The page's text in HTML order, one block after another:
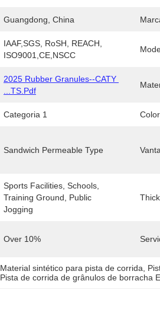
Guangdong, China
IAAF,SGS, RoSH, REACH,
ISO9001,CE,NSCC
2025 Rubber Granules--CATY
...TS.pdf
Categoria 1
Sandwich Permeable Type
Sports Facilities, Schools,
Training Ground, Public
Jogging
Over 10%
Material sintético para pista de corrida
Pista de corrida de grânulos de borracha